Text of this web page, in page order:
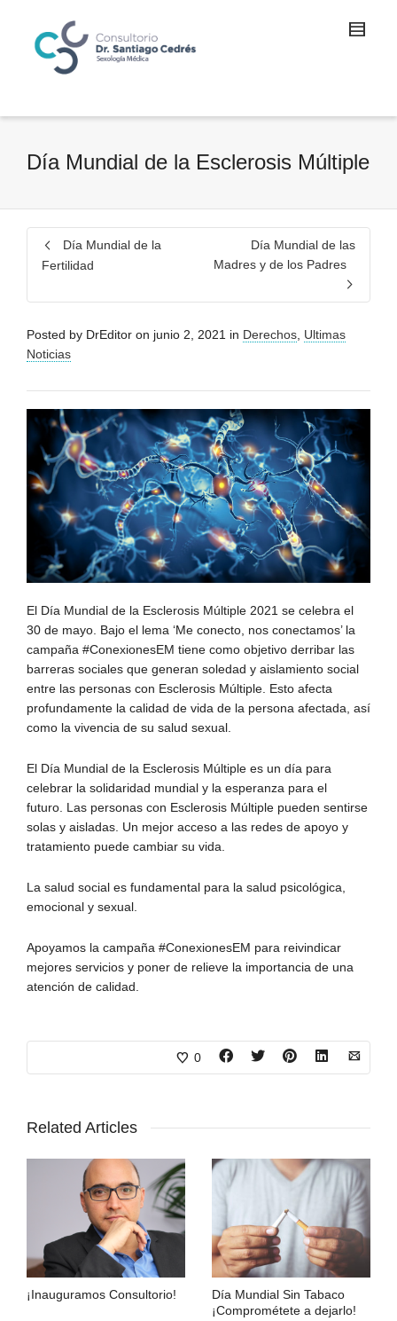
Día Mundial de la Esclerosis Múltiple
Día Mundial de la
Fertilidad
Día Mundial de las
Madres y de los Padres
Posted by DrEditor on junio 2, 2021 in Derechos Ultimas
Noticias
El Día Mundial de la Esclerosis Múltiple 2021 se celebra el
30 de mayo. Bajo el lema ‘Me conecto, nos conectamos’ la
campaña #ConexionesEM tiene como objetivo derribar las
barreras sociales que generan soledad y aislamiento social
entre las personas con Esclerosis Múltiple. Esto afecta
profundamente la calidad de vida de la persona afectada, así
como la vivencia de su salud sexual.
El Día Mundial de la Esclerosis Múltiple es un día para
celebrar la solidaridad mundial y la esperanza para el
futuro. Las personas con Esclerosis Múltiple pueden sentirse
solas y aisladas. Un mejor acceso a las redes de apoyo y
tratamiento puede cambiar su vida.
La salud social es fundamental para la salud psicológica,
emocional y sexual.
Apoyamos la campaña #ConexionesEM para reivindicar
mejores servicios y poner de relieve la importancia de una
atención de calidad.
0
Related Articles
¡Inauguramos Consultorio!
Día Mundial Sin Tabaco
¡Comprométete a dejarlo!